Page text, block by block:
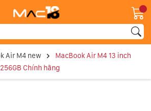
Air M4 new
MacBook Air M4 13 inch
Chính hãng